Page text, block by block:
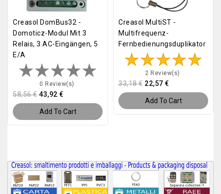
Creasol DomBus32 -
Domoticz-Modul Mit 3
Relais, 3 AC-Eingängen, 5
E/A
0 Review(s)
58,56 € 43,92 €
Add To Cart
Creasol MultiST -
Multifrequenz-
Fernbedienungsduplikator
2 Review(s)
33,18 € 22,57 €
Add To Cart